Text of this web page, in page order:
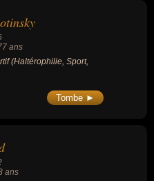
ans
(Haltérophilie, Sport,
Tombe ►
ans